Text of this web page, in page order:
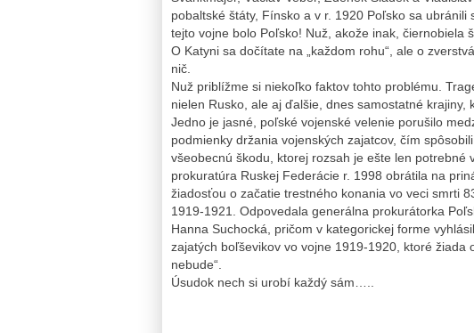
pobaltské štáty, Fínsko a v r. 1920 Poľsko sa
tejto vojne bolo Poľsko! Nuž, akože inak, čiernobiela
O Katyni sa dočítate na „každom rohu“, ale o
nič.
Nuž priblížme si niekoľko faktov tohto problému.
nielen Rusko, ale aj ďalšie, dnes samostatné krajiny,
Jedno je jasné, poľské vojenské velenie porušilo
podmienky držania vojenských zajatcov, čím
všeobecnú škodu, ktorej rozsah je ešte len potrebné
prokuratúra Ruskej Federácie r. 1998 obrátila na
žiadosťou o začatie trestného konania vo veci smrti
1919-1921. Odpovedala generálna prokurátorka
Hanna Suchocká, pričom v kategorickej forme
zajatých boľševikov vo vojne 1919-1920, ktoré žiada
nebude“.
Úsudok nech si urobí každý sám…..